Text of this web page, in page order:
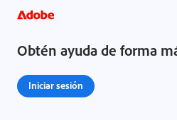
Obtén ayuda de forma
Iniciar sesión